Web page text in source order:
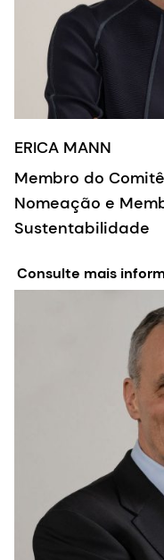
ERICA MANN
Membro do
Nomeação e
Sustentabilidade
Consulte mais